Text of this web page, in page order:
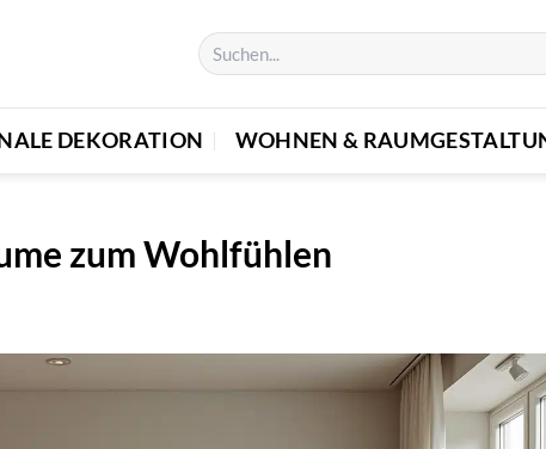
DEKORATION WOHNEN &
zum Wohlfühlen